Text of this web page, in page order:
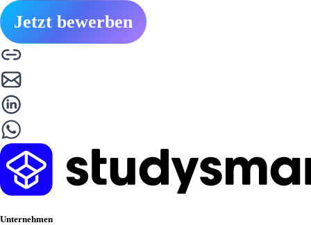
Jetzt bewerben
Unternehmen